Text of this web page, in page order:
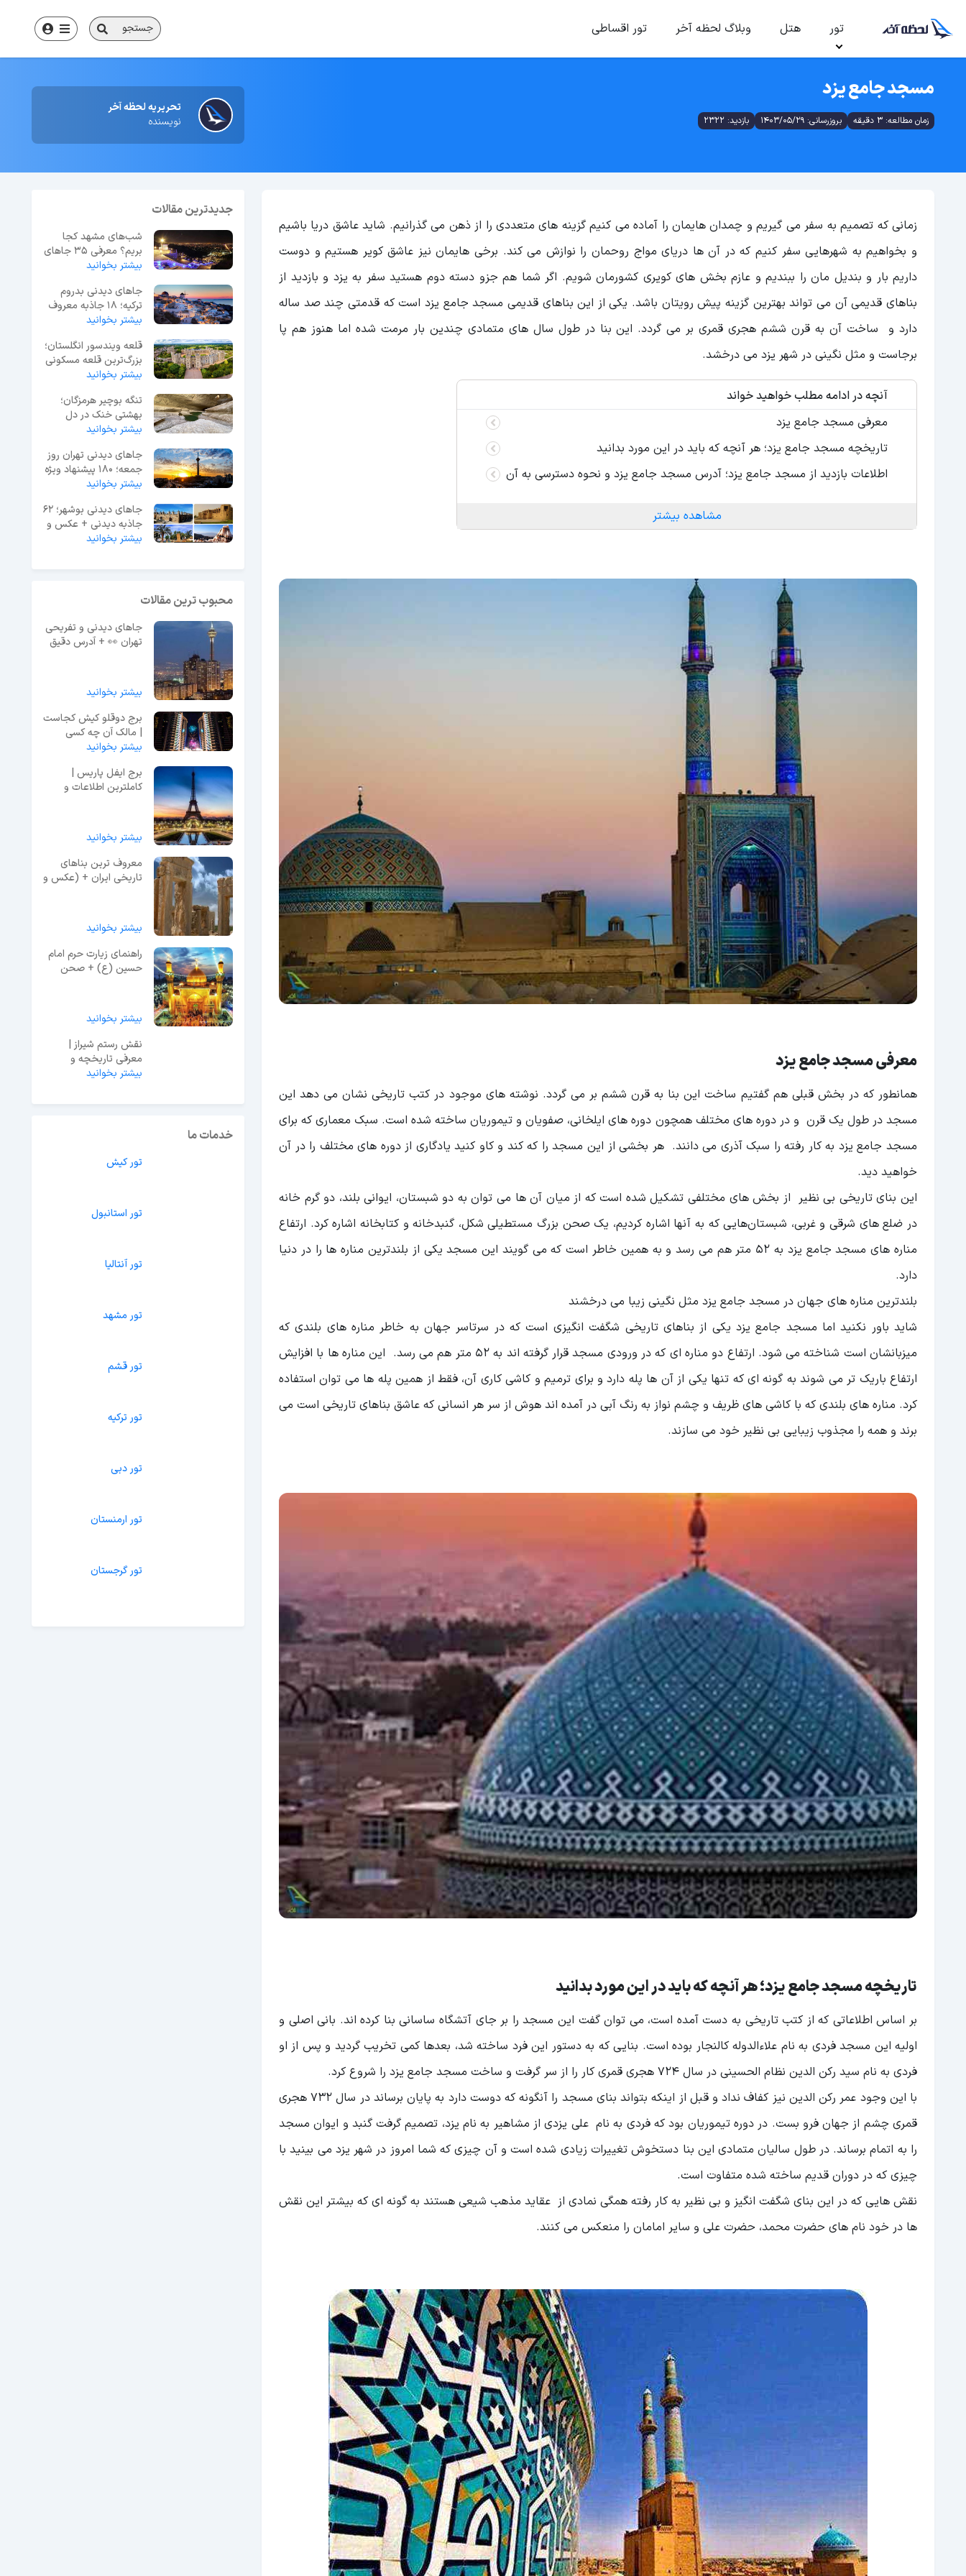
تور هتل وبلاگ لحظه آخر تور اقساطی جستجو
مسجد جامع یزد
زمان مطالعه: 3 دقیقه بروزرسانی: 1403/05/29 بازدید: 2322
تحریریه لحظه آخر
نویسنده
زمانی که تصمیم به سفر می گیریم و چمدان هایمان را آماده می کنیم گزینه های متعددی را از ذهن می گذرانیم. شاید عاشق دریا باشیم
و بخواهیم به شهرهایی سفر کنیم که در آن ها دریای مواج روحمان را نوازش می کند. برخی هایمان نیز عاشق کویر هستیم و دوست
داریم بار و بندیل مان را ببندیم و عازم بخش های کویری کشورمان شویم. اگر شما هم جزو دسته دوم هستید سفر به یزد و بازدید از
بناهای قدیمی آن می تواند بهترین گزینه پیش رویتان باشد. یکی از این بناهای قدیمی مسجد جامع یزد است که قدمتی چند صد ساله
دارد و ساخت آن به قرن ششم هجری قمری بر می گردد. این بنا در طول سال های متمادی چندین بار مرمت شده اما هنوز هم پا
برجاست و مثل نگینی در شهر یزد می درخشد.
آنچه در ادامه مطلب خواهید خواند
معرفی مسجد جامع یزد
تاریخچه مسجد جامع یزد؛ هر آنچه که باید در این مورد بدانید
اطلاعات بازدید از مسجد جامع یزد؛ آدرس مسجد جامع یزد و نحوه دسترسی به آن
مشاهده بیشتر
معرفی مسجد جامع یزد
همانطور که در بخش قبلی هم گفتیم ساخت این بنا به قرن ششم بر می گردد. نوشته های موجود در کتب تاریخی نشان می دهد این
مسجد در طول یک قرن و در دوره های مختلف همچون دوره های ایلخانی، صفویان و تیموریان ساخته شده است. سبک معماری که برای
مسجد جامع یزد به کار رفته را سبک آذری می دانند. هر بخشی از این مسجد را که کند و کاو کنید یادگاری از دوره های مختلف را در آن
خواهید دید.
این بنای تاریخی بی نظیر از بخش های مختلفی تشکیل شده است که از میان آن ها می توان به دو شبستان، ایوانی بلند، دو گرم خانه
در ضلع های شرقی و غربی، شبستان‌هایی که به آنها اشاره کردیم، یک صحن بزرگ مستطیلی شکل، گنبدخانه و کتابخانه اشاره کرد. ارتفاع
مناره های مسجد جامع یزد به 52 متر هم می رسد و به همین خاطر است که می گویند این مسجد یکی از بلندترین مناره ها را در دنیا
دارد.
بلندترین مناره های جهان در مسجد جامع یزد مثل نگینی زیبا می درخشند
شاید باور نکنید اما مسجد جامع یزد یکی از بناهای تاریخی شگفت انگیزی است که در سرتاسر جهان به خاطر مناره های بلندی که
میزبانشان است شناخته می شود. ارتفاع دو مناره ای که در ورودی مسجد قرار گرفته اند به 52 متر هم می رسد. این مناره ها با افزایش
ارتفاع باریک تر می شوند به گونه ای که تنها یکی از آن ها پله دارد و برای ترمیم و کاشی کاری آن، فقط از همین پله ها می توان استفاده
کرد. مناره های بلندی که با کاشی های ظریف و چشم نواز به رنگ آبی در آمده اند هوش از سر هر انسانی که عاشق بناهای تاریخی است می
برند و همه را مجذوب زیبایی بی نظیر خود می سازند.
تاریخچه مسجد جامع یزد؛ هر آنچه که باید در این مورد بدانید
بر اساس اطلاعاتی که از کتب تاریخی به دست آمده است، می توان گفت این مسجد را بر جای آتشگاه ساسانی بنا کرده اند. بانی اصلی و
اولیه این مسجد فردی به نام علاءالدوله کالنجار بوده است. بنایی که به دستور این فرد ساخته شد، بعدها کمی تخریب گردید و پس از او
فردی به نام سید رکن الدین نظام الحسینی در سال 724 هجری قمری کار را از سر گرفت و ساخت مسجد جامع یزد را شروع کرد.
با این وجود عمر رکن الدین نیز کفاف نداد و قبل از اینکه بتواند بنای مسجد را آنگونه که دوست دارد به پایان برساند در سال 732 هجری
قمری چشم از جهان فرو بست. در دوره تیموریان بود که فردی به نام علی یزدی از مشاهیر به نام یزد، تصمیم گرفت گنبد و ایوان مسجد
را به اتمام برساند. در طول سالیان متمادی این بنا دستخوش تغییرات زیادی شده است و آن چیزی که شما امروز در شهر یزد می بینید با
چیزی که در دوران قدیم ساخته شده متفاوت است.
نقش هایی که در این بنای شگفت انگیز و بی نظیر به کار رفته همگی نمادی از عقاید مذهب شیعی هستند به گونه ای که بیشتر این نقش
ها در خود نام های حضرت محمد، حضرت علی و سایر امامان را منعکس می کنند.
جدیدترین مقالات
شب‌های مشهد کجا
بریم؟ معرفی 35 جاهای
دیدنی مشهد در شب
بیشتر بخوانید
جاهای دیدنی بدروم
ترکیه؛ 18 جاذبه معروف
+ عکس و آدرس
بیشتر بخوانید
قلعه ویندسور انگلستان؛
بزرگ‌ترین قلعه مسکونی
جهان
بیشتر بخوانید
تنگه بوچیر هرمزگان؛
بهشتی خنک در دل
گرمای جنوب ایران
بیشتر بخوانید
جاهای دیدنی تهران روز
جمعه؛ 180 پیشنهاد ویژه
آخر هفته
بیشتر بخوانید
جاهای دیدنی بوشهر؛ 62
جاذبه دیدنی + عکس و
آدرس
بیشتر بخوانید
محبوب ترین مقالات
جاهای دیدنی و تفریحی
تهران 👀 + آدرس دقیق
بیشتر بخوانید
برج دوقلو کیش کجاست
| مالک آن چه کسی
است؟ + عکس
بیشتر بخوانید
برج ایفل پاریس |
کاملترین اطلاعات و
بیشتر بخوانید
معروف ترین بناهای
تاریخی ایران + (عکس و
بیشتر بخوانید
راهنمای زیارت حرم امام
حسین (ع) + صحن
بیشتر بخوانید
نقش رستم شیراز |
معرفی تاریخچه و
معماری + قیمت ورودی
تور قشم
تور ترکیه
تور دبی